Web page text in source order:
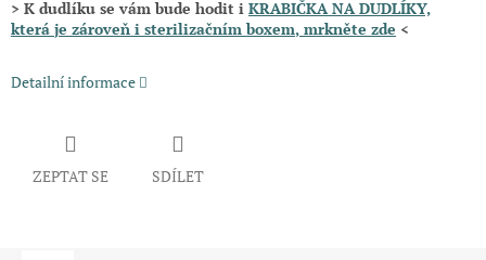
> K dudlíku se vám bude hodit i KRABIČKA NA DUDLÍKY,
která je zároveň i sterilizačním boxem, mrkněte zde <
Detailní informace
ZEPTAT SE SDÍLET